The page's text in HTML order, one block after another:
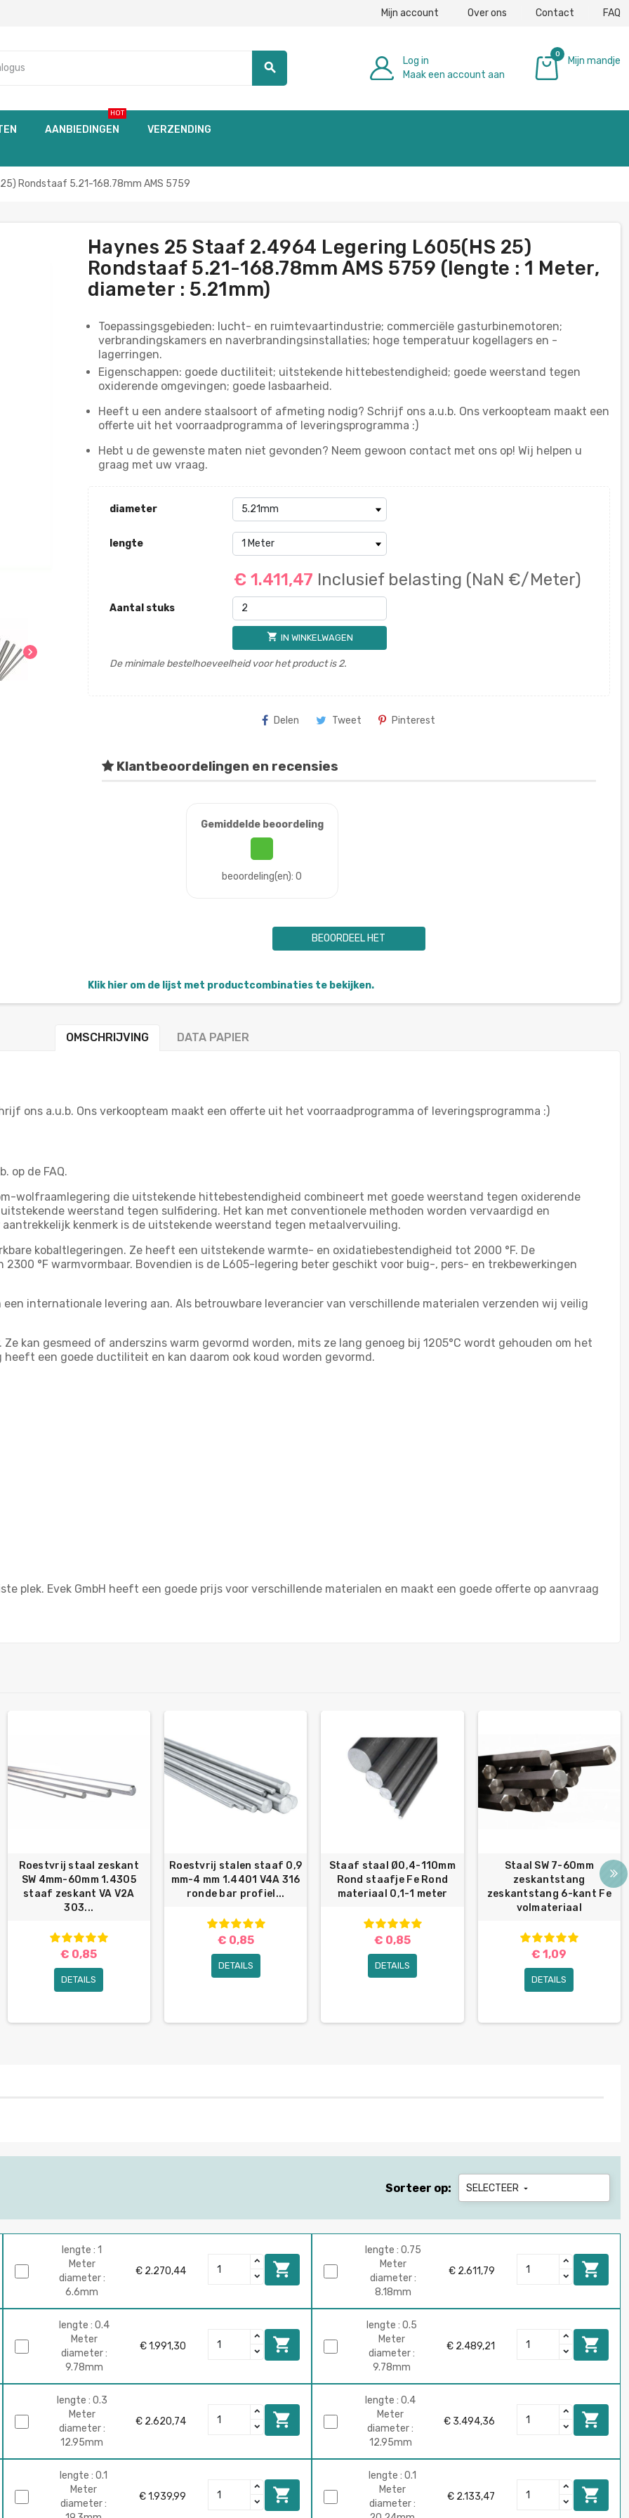
Mijn account Over ons Contact FAQ
search
Log in
Maak een account aan
0
Mijn mandje
AANBIEDINGEN
HOT
VERZENDING
Rondstaaf 5.21-168.78mm AMS 5759
chevron_right
Haynes 25 Staaf 2.4964 Legering L605(HS 25)
Rondstaaf 5.21-168.78mm AMS 5759 (lengte : 1 Meter,
diameter : 5.21mm)
Toepassingsgebieden: lucht- en ruimtevaartindustrie; commerciële gasturbinemotoren;
verbrandingskamers en naverbrandingsinstallaties; hoge temperatuur kogellagers en -
lagerringen.
Eigenschappen: goede ductiliteit; uitstekende hittebestendigheid; goede weerstand tegen
oxiderende omgevingen; goede lasbaarheid.
Heeft u een andere staalsoort of afmeting nodig? Schrijf ons a.u.b. Ons verkoopteam maakt een
offerte uit het voorraadprogramma of leveringsprogramma :)
Hebt u de gewenste maten niet gevonden? Neem gewoon contact met ons op! Wij helpen u
graag met uw vraag.
diameter
lengte
€ 1.411,47 Inclusief belasting (NaN €/Meter)
Aantal stuks
shopping_cart IN WINKELWAGEN
De minimale bestelhoeveelheid voor het product is 2.
Delen Tweet Pinterest
Klantbeoordelingen en recensies
Gemiddelde beoordeling
beoordeling(en): 0
BEOORDEEL HET
Klik hier om de lijst met productcombinaties te bekijken.
OMSCHRIJVING DATA PAPIER
ons a.u.b. Ons verkoopteam maakt een offerte uit het voorraadprogramma of leveringsprogramma :)
op de FAQ.
wolfraamlegering die uitstekende hittebestendigheid combineert met goede weerstand tegen oxiderende
weerstand tegen sulfidering. Het kan met conventionele methoden worden vervaardigd en
kenmerk is de uitstekende weerstand tegen metaalvervuiling.
kobaltlegeringen. Ze heeft een uitstekende warmte- en oxidatiebestendigheid tot 2000 °F. De
2300 °F warmvormbaar. Bovendien is de L605-legering beter geschikt voor buig-, pers- en trekbewerkingen
een internationale levering aan. Als betrouwbare leverancier van verschillende materialen verzenden wij veilig
Ze kan gesmeed of anderszins warm gevormd worden, mits ze lang genoeg bij 1205°C wordt gehouden om het
een goede ductiliteit en kan daarom ook koud worden gevormd.
plek. Evek GmbH heeft een goede prijs voor verschillende materialen en maakt een goede offerte op aanvraag
Roestvrij staal zeskant
SW 4mm-60mm 1.4305
staaf zeskant VA V2A
303...
€ 0,85
DETAILS
Roestvrij stalen staaf 0,9
mm-4 mm 1.4401 V4A 316
ronde bar profiel...
€ 0,85
DETAILS
Staaf staal Ø0,4-110mm
Rond staafje Fe Rond
materiaal 0,1-1 meter
€ 0,85
DETAILS
Staal SW 7-60mm
zeskantstang
zeskantstang 6-kant Fe
volmateriaal
€ 1,09
DETAILS
Sorteer op: SELECTEER 
lengte : 1
Meter
diameter :
6.6mm
€ 2.270,44 
lengte : 0.75
Meter
diameter :
8.18mm
€ 2.611,79 
lengte : 0.4
Meter
diameter :
9.78mm
€ 1.991,30 
lengte : 0.5
Meter
diameter :
9.78mm
€ 2.489,21 
lengte : 0.3
Meter
diameter :
12.95mm
€ 2.620,74 
lengte : 0.4
Meter
diameter :
12.95mm
€ 3.494,36 
lengte : 0.1
Meter
diameter :
€ 1.939,99 
lengte : 0.1
Meter
diameter :
€ 2.133,47 